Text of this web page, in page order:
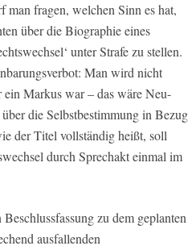
man fragen, welchen Sinn es hat,
über die Biographie eines
unter Strafe zu stellen.
Man wird nicht
ein Markus war – das wäre Neu-
die Selbstbestimmung in Bezug
der Titel vollständig heißt, soll
durch Sprechakt einmal im
zu dem geplanten
ausfallenden